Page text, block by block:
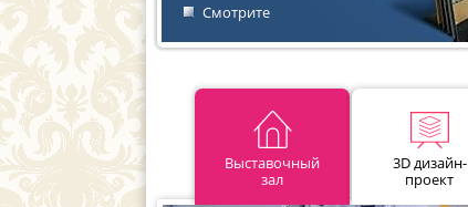
Смотрите
Выставочный
зал
3D дизайн-
проект